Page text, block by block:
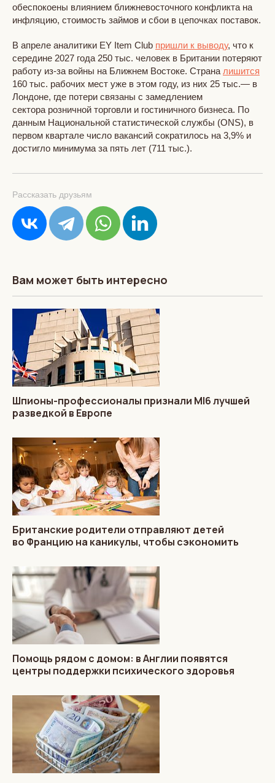
обеспокоены влиянием ближневосточного конфликта на
инфляцию, стоимость займов и сбои в цепочках поставок.
В апреле аналитики EY Item Club пришли к выводу, что к
середине 2027 года 250 тыс. человек в Британии потеряют
работу из-за войны на Ближнем Востоке. Страна лишится
160 тыс. рабочих мест уже в этом году, из них 25 тыс.— в
Лондоне, где потери связаны с замедлением
сектора розничной торговли и гостиничного бизнеса. По
данным Национальной статистической службы (ONS), в
первом квартале число вакансий сократилось на 3,9% и
достигло минимума за пять лет (711 тыс.).
Рассказать друзьям
Вам может быть интересно
Шпионы-профессионалы признали MI6 лучшей
разведкой в Европе
Британские родители отправляют детей
во Францию на каникулы, чтобы сэкономить
Помощь рядом с домом: в Англии появятся
центры поддержки психического здоровья